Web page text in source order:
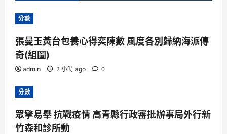
分數
張曼玉黃台包養心得奕陳數 風度各別歸納海派傳
奇(組圖)
admin 2 小時 ago 0
分數
眾擎易舉 抗戰疫情 高青縣行政審批辦事局外行新
竹森和診所動